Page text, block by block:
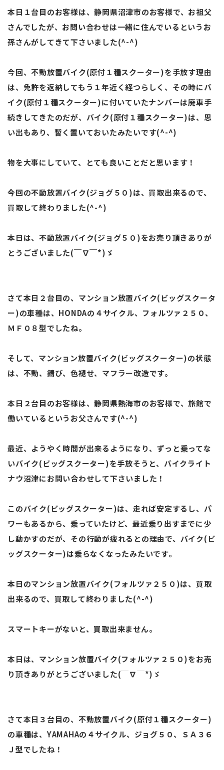
本日１台目のお客様は、静岡県沼津市のお客様で、お祖父
さんでしたが、お問い合わせは一緒に住んでいるというお
孫さんがしてきて下さいました(^-^)
今回、不動放置バイク(原付１種スクーター)を手放す理由
は、免許を返納してもう１年近く経つらしく、その時にバ
イク(原付１種スクーター)に付いていたナンバーは廃車手
続きしてきたのだが、バイク(原付１種スクーター)は、思
い出もあり、暫く置いておいたみたいです(^-^)
物を大事にしていて、とても良いことだと思います！
今回の不動放置バイク(ジョグ５０)は、買取出来るので、
買取して終わりました(^-^)
本日は、不動放置バイク(ジョグ５０)をお売り頂きありが
とうございました(￣∇￣*)ゞ
さて本日２台目の、マンション放置バイク(ビッグスクータ
ー)の車種は、HONDAの４サイクル、フォルツァ２５０、
ＭＦ０８型でしたね。
そして、マンション放置バイク(ビッグスクーター)の状態
は、不動、錆び、色褪せ、マフラー改造です。
本日２台目のお客様は、静岡県熱海市のお客様で、旅館で
働いているというお父さんです(^-^)
最近、ようやく時間が出来るようになり、ずっと乗ってな
いバイク(ビッグスクーター)を手放そうと、バイクライト
ナウ沼津にお問い合わせして下さいました！
このバイク(ビッグスクーター)は、走れば安定するし、パ
ワーもあるから、乗っていたけど、最近乗り出すまでに少
し動かすのだが、その行動が疲れるとの理由で、バイク(ビ
ッグスクーター)は乗らなくなったみたいです。
本日のマンション放置バイク(フォルツァ２５０)は、買取
出来るので、買取して終わりました(^-^)
スマートキーがないと、買取出来ません。
本日は、マンション放置バイク(フォルツァ２５０)をお売
り頂きありがとうございました(￣∇￣*)ゞ
さて本日３台目の、不動放置バイク(原付１種スクーター)
の車種は、YAMAHAの４サイクル、ジョグ５０、ＳＡ３６
Ｊ型でしたね！